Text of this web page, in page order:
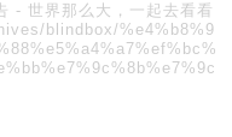
-
世界那么大，一起去看看
blindbox/%e4%b8%9